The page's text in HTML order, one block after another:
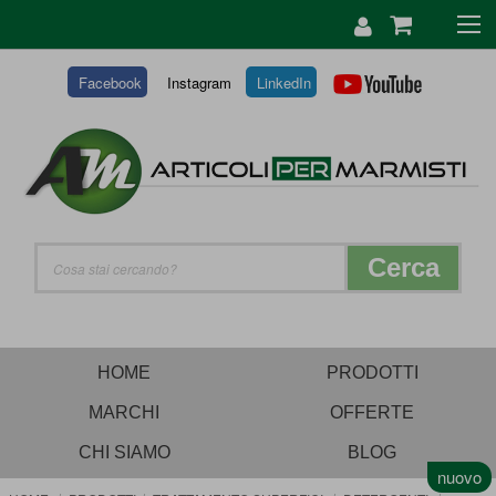
Facebook Instagram LinkedIn
CONTENUTO
Cerca
HOME PRODOTTI
MARCHI OFFERTE
CHI SIAMO BLOG